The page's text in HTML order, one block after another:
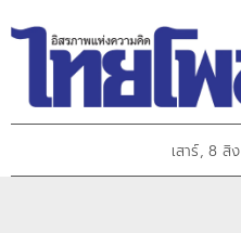
เสาร์, 8 สิ